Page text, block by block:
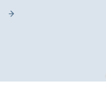
"El refugio de los
Rico Preciado